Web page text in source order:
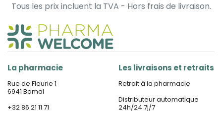
Tous les prix incluent la TVA - Hors frais de livraison.
La pharmacie
Rue de Fleurie 1
6941 Bomal
+32 86 21 11 71
Les livraisons et retraits
Retrait à la pharmacie
Distributeur automatique
24h/24 7j/7